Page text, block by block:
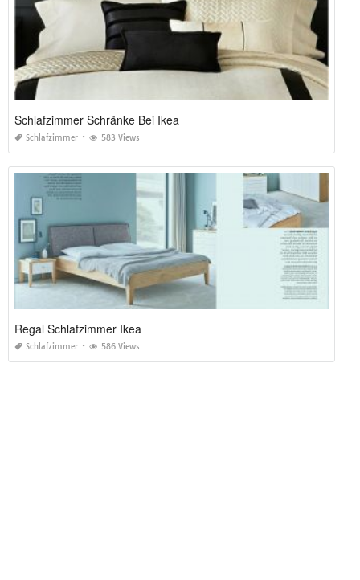
Schlafzimmer Schränke Bei Ikea
Schlafzimmer 583 Views
Regal Schlafzimmer Ikea
Schlafzimmer 586 Views